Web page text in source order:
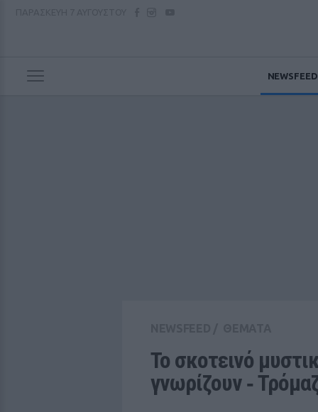
NEWSFEED
Το σκοτεινό
γνωρίζουν ‑